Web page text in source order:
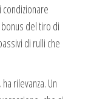
condizionare
del tiro di
di rulli che
rilevanza. Un